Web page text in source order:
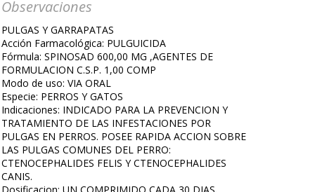
Observaciones
PULGAS Y GARRAPATAS
Acción Farmacológica: PULGUICIDA
Fórmula: SPINOSAD 600,00 MG ,AGENTES DE
FORMULACION C.S.P. 1,00 COMP
Modo de uso: VIA ORAL
Especie: PERROS Y GATOS
Indicaciones: INDICADO PARA LA PREVENCION Y
TRATAMIENTO DE LAS INFESTACIONES POR
PULGAS EN PERROS. POSEE RAPIDA ACCION SOBRE
LAS PULGAS COMUNES DEL PERRO:
CTENOCEPHALIDES FELIS Y CTENOCEPHALIDES
CANIS.